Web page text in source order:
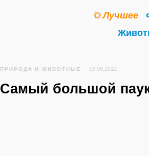
Лучшее
ПРИРОДА И ЖИВОТНЫЕ 18.06.2012
Самый большой